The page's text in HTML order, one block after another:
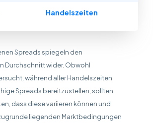
Handelszeiten
Spreads spiegeln den
Durchschnitt wider. Obwohl
während aller Handelszeiten
Spreads bereitzustellen, sollten
dass diese variieren können und
liegenden Marktbedingungen